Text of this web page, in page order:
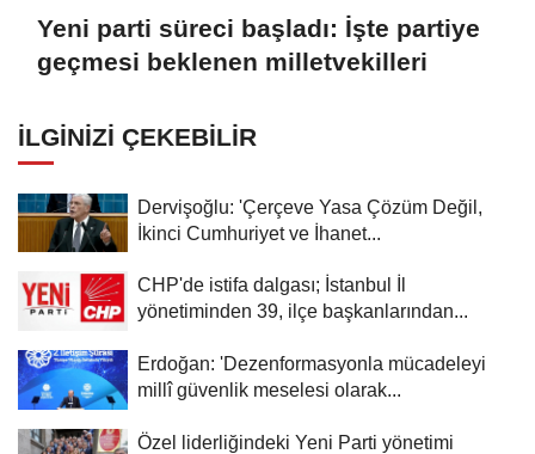
Yeni parti süreci başladı: İşte partiye
geçmesi beklenen milletvekilleri
İLGINIZI ÇEKEBILIR
Dervişoğlu: 'Çerçeve Yasa Çözüm Değil,
İkinci Cumhuriyet ve İhanet...
CHP'de istifa dalgası; İstanbul İl
yönetiminden 39, ilçe başkanlarından...
Erdoğan: 'Dezenformasyonla mücadeleyi
millî güvenlik meselesi olarak...
Özel liderliğindeki Yeni Parti yönetimi